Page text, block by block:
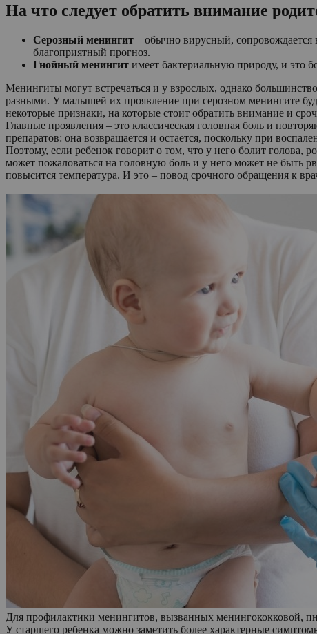
На что следует обратить внимание
Серозный менингит – обычно вирусный, сопровождается
благоприятный прогноз.
Гнойный менингит имеет бактериальную природу, и это
Менингиты могут встречаться и у взрослых, однако
разными. У малышей их проявление при серозном менингите
некоторые признаки, на которые стоит обратить внимание и
Главные проявления – это классическая головная боль и
препаратов: она возвращается и остается, поскольку при
Поэтому, если ребенок говорит о том, что у него болит голова,
может пожаловаться на головную боль и у него может не быть
повысится температура. И это – повод срочного обращения к
Для профилактики менингитов, вызванных менингококковой,
У старшего ребенка можно заметить более характерные